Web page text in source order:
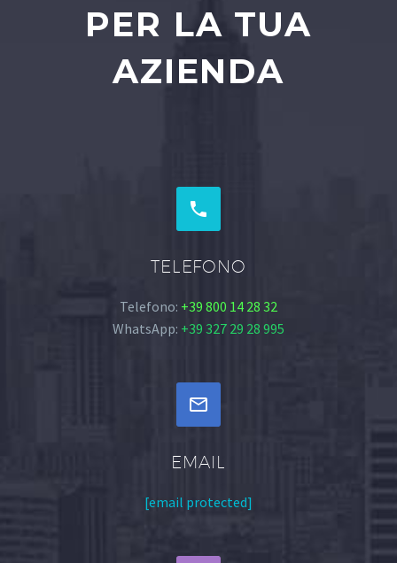
PER LA TUA
AZIENDA


TELEFONO
Telefono: +39 800 14 28 32
WhatsApp: +39 327 29 28 995


EMAIL
[email protected]